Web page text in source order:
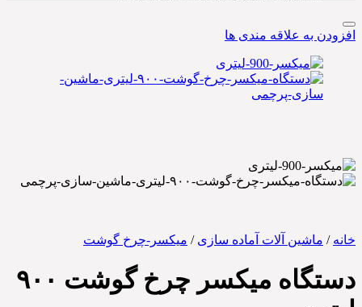
افزودن به علاقه مندی ها
خانه / ماشین آلات آماده سازی / میکسر-چرخ گوشت
دستگاه میکسر چرخ گوشت ۹۰۰